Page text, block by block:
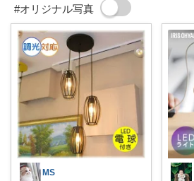
#オリジナル写真
MS